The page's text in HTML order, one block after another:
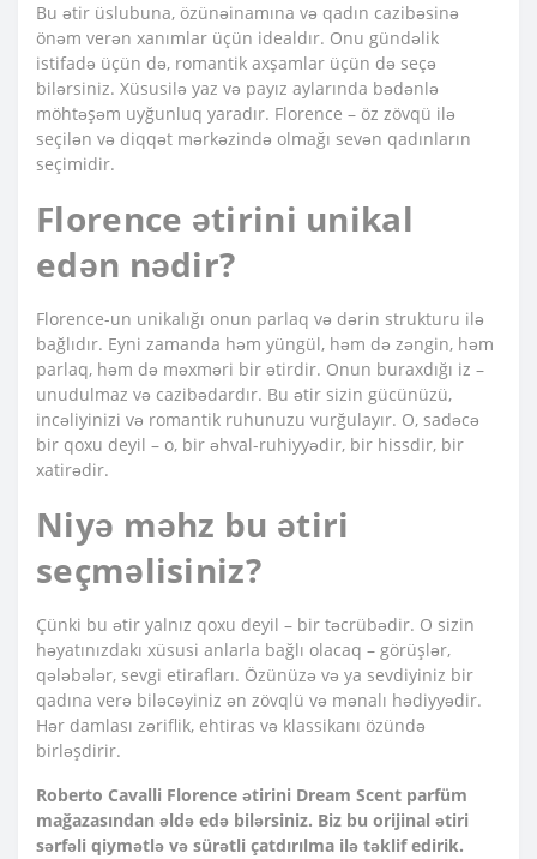
Bu ətir üslubuna, özünəinamına və qadın cazibəsinə
önəm verən xanımlar üçün idealdır. Onu gündəlik
istifadə üçün də, romantik axşamlar üçün də seçə
bilərsiniz. Xüsusilə yaz və payız aylarında bədənlə
möhtəşəm uyğunluq yaradır. Florence – öz zövqü ilə
seçilən və diqqət mərkəzində olmağı sevən qadınların
seçimidir.
Florence ətirini unikal
edən nədir?
Florence-un unikalığı onun parlaq və dərin strukturu ilə
bağlıdır. Eyni zamanda həm yüngül, həm də zəngin, həm
parlaq, həm də məxməri bir ətirdir. Onun buraxdığı iz –
unudulmaz və cazibədardır. Bu ətir sizin gücünüzü,
incəliyinizi və romantik ruhunuzu vurğulayır. O, sadəcə
bir qoxu deyil – o, bir əhval-ruhiyyədir, bir hissdir, bir
xatirədir.
Niyə məhz bu ətiri
seçməlisiniz?
Çünki bu ətir yalnız qoxu deyil – bir təcrübədir. O sizin
həyatınızdakı xüsusi anlarla bağlı olacaq – görüşlər,
qələbələr, sevgi etirafları. Özünüzə və ya sevdiyiniz bir
qadına verə biləcəyiniz ən zövqlü və mənalı hədiyyədir.
Hər damlası zəriflik, ehtiras və klassikanı özündə
birləşdirir.
Roberto Cavalli Florence ətirini Dream Scent parfüm
mağazasından əldə edə bilərsiniz. Biz bu orijinal ətiri
sərfəli qiymətlə və sürətli çatdırılma ilə təklif edirik.